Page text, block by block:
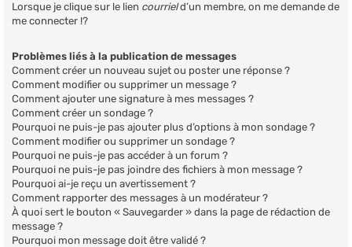
Lorsque je clique sur le lien courrield’un membre, on me demande de
me connecter !?
Problèmes liés à la publication de messages
Comment créer un nouveau sujet ou poster une réponse ?
Comment modifier ou supprimer un message ?
Comment ajouter une signature à mes messages ?
Comment créer un sondage ?
Pourquoi ne puis-je pas ajouter plus d’options à mon sondage ?
Comment modifier ou supprimer un sondage ?
Pourquoi ne puis-je pas accéder à un forum ?
Pourquoi ne puis-je pas joindre des fichiers à mon message ?
Pourquoi ai-je reçu un avertissement ?
Comment rapporter des messages à un modérateur ?
À quoi sert le bouton « Sauvegarder » dans la page de rédaction de
message ?
Pourquoi mon message doit être validé ?